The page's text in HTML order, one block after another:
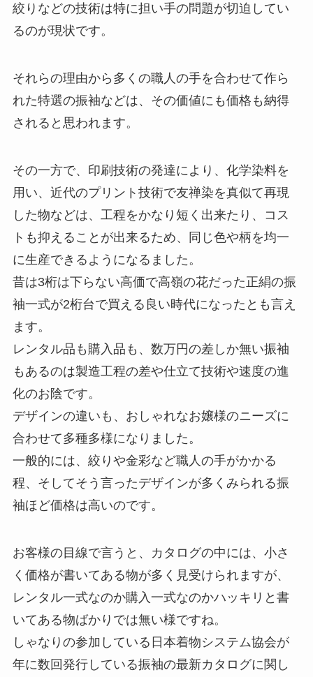
絞りなどの技術は特に担い手の問題が切迫してい
るのが現状です。
それらの理由から多くの職人の手を合わせて作ら
れた特選の振袖などは、その価値にも価格も納得
されると思われます。
その一方で、印刷技術の発達により、化学染料を
用い、近代のプリント技術で友禅染を真似て再現
した物などは、工程をかなり短く出来たり、コス
トも抑えることが出来るため、同じ色や柄を均一
に生産できるようになるました。
昔は3桁は下らない高価で高嶺の花だった正絹の振
袖一式が2桁台で買える良い時代になったとも言え
ます。
レンタル品も購入品も、数万円の差しか無い振袖
もあるのは製造工程の差や仕立て技術や速度の進
化のお陰です。
デザインの違いも、おしゃれなお嬢様のニーズに
合わせて多種多様になりました。
一般的には、絞りや金彩など職人の手がかかる
程、そしてそう言ったデザインが多くみられる振
袖ほど価格は高いのです。
お客様の目線で言うと、カタログの中には、小さ
く価格が書いてある物が多く見受けられますが、
レンタル一式なのか購入一式なのかハッキリと書
いてある物ばかりでは無い様ですね。
しゃなりの参加している日本着物システム協会が
年に数回発行している振袖の最新カタログに関し